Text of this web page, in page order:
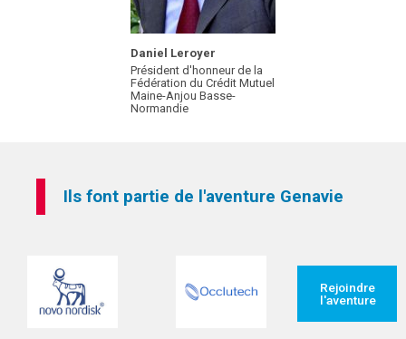
Daniel Leroyer
Président d'honneur de la
Fédération du Crédit Mutuel
Maine-Anjou Basse-
Normandie
Ils font partie de l'aventure Genavie
Rejoindre
l'aventure